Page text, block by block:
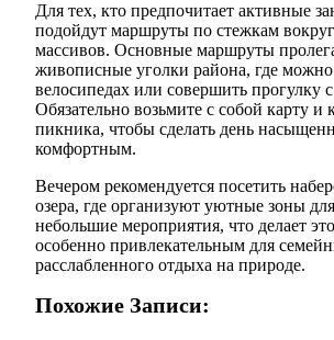
Для тех, кто предпочитает активные
подойдут маршруты по стежкам
массивов. Основные маршруты
живописные уголки района, где можно
велосипедах или совершить прогулку
Обязательно возьмите с собой карту и
пикника, чтобы сделать день
комфортным.
Вечером рекомендуется посетить
озера, где организуют уютные зоны
небольшие мероприятия, что делает
особенно привлекательным для
расслабленного отдыха на природе.
Похожие Записи: